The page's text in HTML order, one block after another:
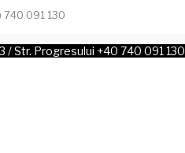
740 091 130
/ Str. Progresului +40 740 091 130